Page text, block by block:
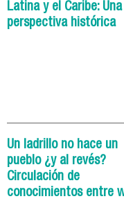
Latina y el Caribe: Una
perspectiva histórica
Un ladrillo no hace un
pueblo ¿y al revés?
Circulación de
conocimientos entre